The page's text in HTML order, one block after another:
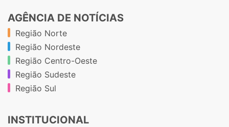
AGÊNCIA DE NOTÍCIAS
Região Norte
Região Nordeste
Região Centro-Oeste
Região Sudeste
Região Sul
INSTITUCIONAL